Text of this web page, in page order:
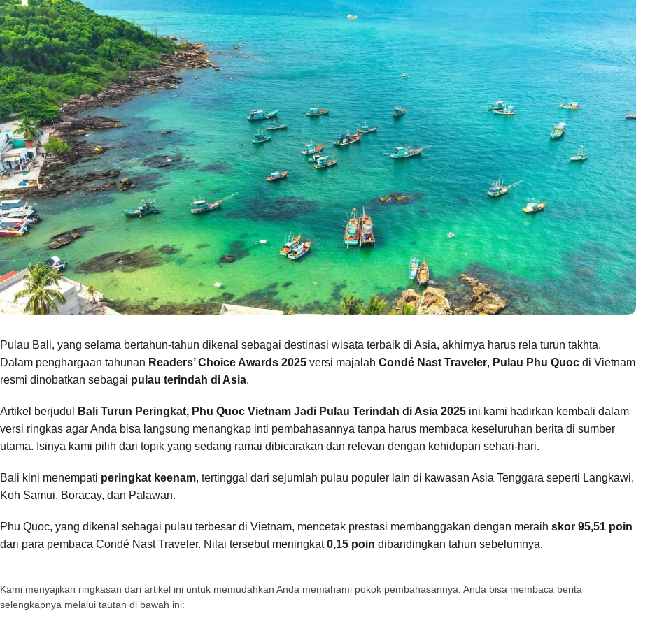
Pulau Bali, yang selama bertahun-tahun dikenal sebagai destinasi wisata terbaik di Asia, akhirnya harus rela turun takhta.
Dalam penghargaan tahunan Readers’ Choice Awards 2025 versi majalah Condé Nast Traveler, Pulau Phu Quoc di Vietnam
resmi dinobatkan sebagai pulau terindah di Asia.
Artikel berjudul Bali Turun Peringkat, Phu Quoc Vietnam Jadi Pulau Terindah di Asia 2025 ini kami hadirkan kembali dalam
versi ringkas agar Anda bisa langsung menangkap inti pembahasannya tanpa harus membaca keseluruhan berita di sumber
utama. Isinya kami pilih dari topik yang sedang ramai dibicarakan dan relevan dengan kehidupan sehari-hari.
Bali kini menempati peringkat keenam, tertinggal dari sejumlah pulau populer lain di kawasan Asia Tenggara seperti Langkawi,
Koh Samui, Boracay, dan Palawan.
Phu Quoc, yang dikenal sebagai pulau terbesar di Vietnam, mencetak prestasi membanggakan dengan meraih skor 95,51 poin
dari para pembaca Condé Nast Traveler. Nilai tersebut meningkat0,15 poin dibandingkan tahun sebelumnya.
Kami menyajikan ringkasan dari artikel ini untuk memudahkan Anda memahami pokok pembahasannya. Anda bisa membaca berita
selengkapnya melalui tautan di bawah ini: